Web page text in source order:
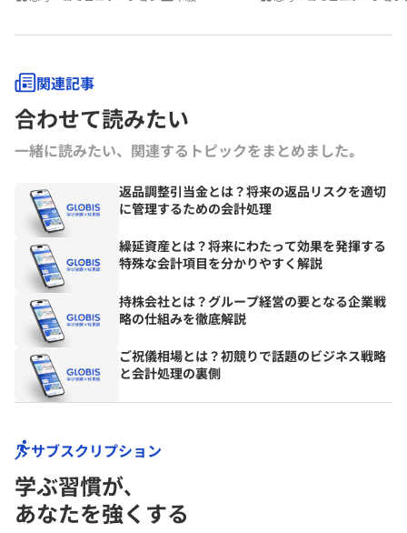
関連記事
合わせて読みたい
一緒に読みたい、関連するトピックをまとめました｡
返品調整引当金とは？将来の返品リスクを適切
に管理するための会計処理
繰延資産とは？将来にわたって効果を発揮する
特殊な会計項目を分かりやすく解説
持株会社とは？グループ経営の要となる企業戦
略の仕組みを徹底解説
ご祝儀相場とは？初競りで話題のビジネス戦略
と会計処理の裏側
サブスクリプション
学ぶ習慣が､
あなたを強くする